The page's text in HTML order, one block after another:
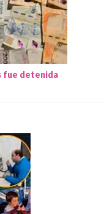
fue detenida